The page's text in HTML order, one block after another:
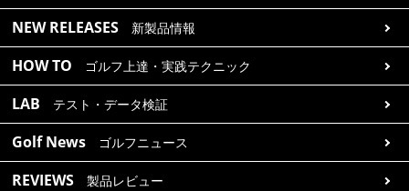
NEW RELEASES 新製品情報
HOW TO ゴルフ上達・実践テクニック
LAB テスト・データ検証
Golf News ゴルフニュース
REVIEWS 製品レビュー
DRIVERS ドライバー
FAIRWAY WOODS フェアウェイウッド
HYBRIDS ハイブリッド
IRONS アイアン
WEDGES ウェッジ